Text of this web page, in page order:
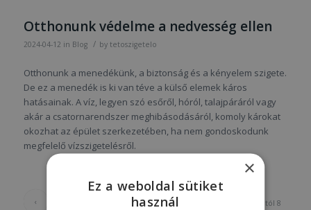
Otthonunk védelme a nedvesség ellen
2024-04-12 in Blog / by tetoszigetelo
Otthonunk a menedékünk, a biztonság és a kényelem szigete.
De ez a menedék is ki van téve a külső elemek káros
hatásainak. A víz, legyen szó esőről, hóról, talajpáráról vagy
akár a csatornarendszer meghibásodásáról, komoly károkat
okozhat az épület szerkezetében, ha nem gondoskodunk
megfelelő vízszigetelésről.
Oldal 3 tól 8
‹ 4 5
×
Ez a weboldal sütiket
használ